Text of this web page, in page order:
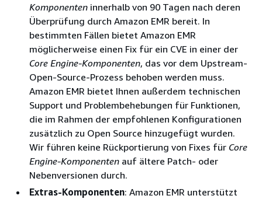
Komponenten innerhalb von 90 Tagen nach deren
Überprüfung durch Amazon EMR bereit. In
bestimmten Fällen bietet Amazon EMR
möglicherweise einen Fix für ein CVE in einer der
Core Engine-Komponenten, das vor dem Upstream-
Open-Source-Prozess behoben werden muss.
Amazon EMR bietet Ihnen außerdem technischen
Support und Problembehebungen für Funktionen,
die im Rahmen der empfohlenen Konfigurationen
zusätzlich zu Open Source hinzugefügt wurden.
Wir führen keine Rückportierung von Fixes für Core
Engine-Komponenten auf ältere Patch- oder
Nebenversionen durch.
Extras-Komponenten: Amazon EMR unterstützt